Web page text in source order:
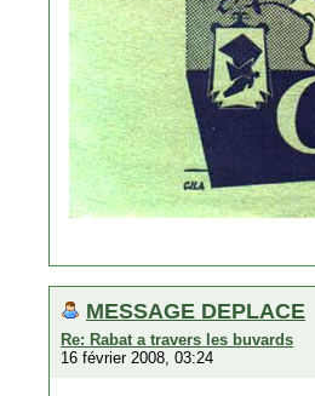
MESSAGE DEPLACE
Re: Rabat a travers les buvards
16 février 2008, 03:24